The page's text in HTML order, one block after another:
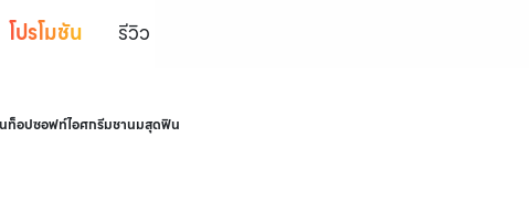
โปรโมชัน รีวิว
ท็อปซอฟท์ไอศกรีมชานมสุดฟิน